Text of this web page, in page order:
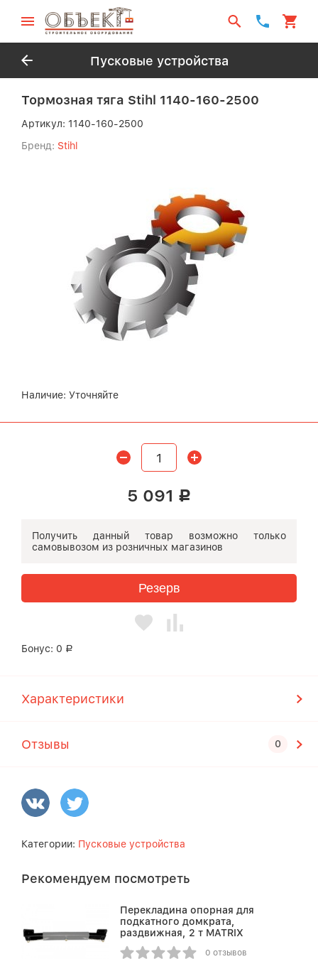
Пусковые устройства
Тормозная тяга Stihl 1140-160-2500
Артикул: 1140-160-2500
Бренд: Stihl
Наличие: Уточняйте
5 091 Р
Получить данный товар возможно только
самовывозом из розничных магазинов
Резерв
Бонус: 0 Р
Характеристики
Отзывы
Категории: Пусковые устройства
Рекомендуем посмотреть
Перекладина опорная для
подкатного домкрата,
раздвижная, 2 т MATRIX
0 отзывов